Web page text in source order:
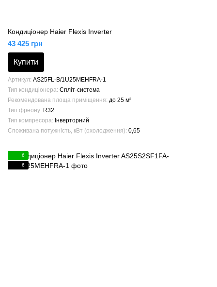
Кондиціонер Haier Flexis Inverter
43 425 грн
Купити
Артикул AS25FL-B/1U25MEHFRA-1
Тип кондиціонера Спліт-система
Рекомендована площа приміщення до 25 м²
Тип фреону R32
Тип компресора
Інверторний
Споживана потужність, кВт (охолодження) 0,65
6
6